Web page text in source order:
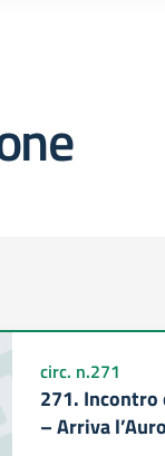
circ. n.271
271. Incontro
– Arriva